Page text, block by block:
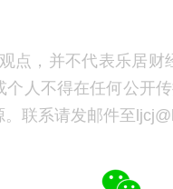
点，并不代表乐居财
人不得在任何公开
联系请发邮件至